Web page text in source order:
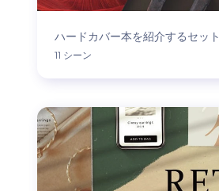
ハードカバー本を紹介するセット
11 シーン